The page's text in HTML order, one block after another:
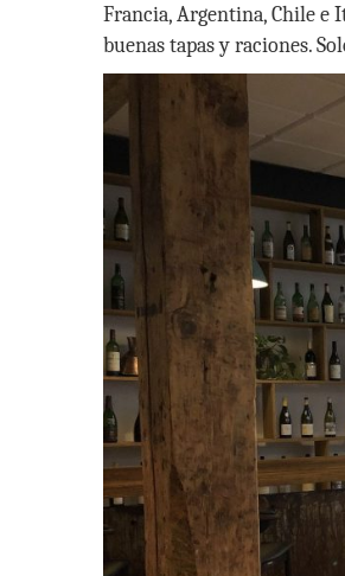
Francia, Argentina, Chile e
buenas tapas y raciones.